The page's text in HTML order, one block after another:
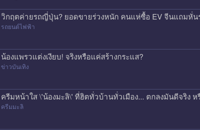
วิกฤตค่ายรถญี่ปุ่น? ยอดขายร่วงหนัก คนแห่ซื้อ EV จีนแถมหั่น
รถยนต์ไฟฟ้า
น้องแพรวแต่งเงียบ! จริงหรือแค่สร้างกระแส?
ข่าวบันเทิง
ครีมหน้าใส \'น้องมะลิ\' ที่ฮิตทั่วบ้านทั่วเมือง... ตกลงมันดีจริง
ครีมมะลิ